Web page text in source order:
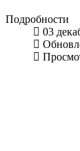
Подробности
03